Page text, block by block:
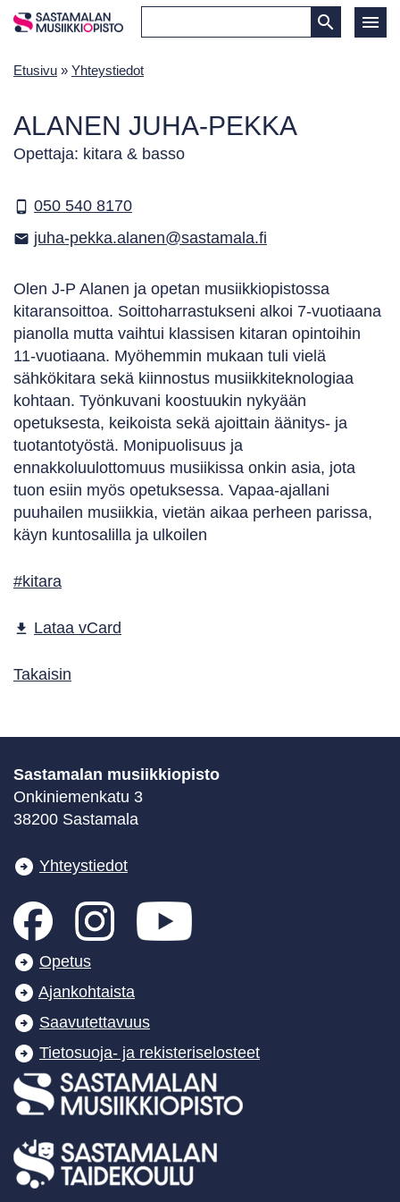
Etusivu » Yhteystiedot
ALANEN JUHA-PEKKA
Opettaja: kitara & basso
phone_android 050 540 8170
email juha-pekka.alanen@sastamala.fi
Olen J-P Alanen ja opetan musiikkiopistossa
kitaransoittoa. Soittoharrastukseni alkoi 7-vuotiaana
pianolla mutta vaihtui klassisen kitaran opintoihin
11-vuotiaana. Myöhemmin mukaan tuli vielä
sähkökitara sekä kiinnostus musiikkiteknologiaa
kohtaan. Työnkuvani koostuukin nykyään
opetuksesta, keikoista sekä ajoittain äänitys- ja
tuotantotyöstä. Monipuolisuus ja
ennakkoluulottomuus musiikissa onkin asia, jota
tuon esiin myös opetuksessa. Vapaa-ajallani
puuhailen musiikkia, vietän aikaa perheen parissa,
käyn kuntosalilla ja ulkoilen
#kitara
file_download Lataa vCard
Takaisin
Sastamalan musiikkiopisto
Onkiniemenkatu 3
38200 Sastamala
Yhteystiedot
Opetus
Ajankohtaista
Saavutettavuus
Tietosuoja- ja rekisteriselosteet